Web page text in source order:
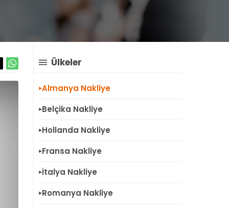
Ülkeler
Almanya Nakliye
Belçika Nakliye
Hollanda Nakliye
Fransa Nakliye
İtalya Nakliye
Romanya Nakliye